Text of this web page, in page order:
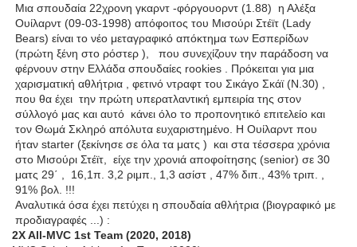
Μια σπουδαία 22χρονη γκαρντ -φόργουορντ (1.88) η Αλέξα
Ουίλαρντ (09-03-1998) απόφοιτος του Μισούρι Στέϊτ (Lady
Bears) είναι το νέο μεταγραφικό απόκτημα των Εσπερίδων
(πρώτη ξένη στο ρόστερ ), που συνεχίζουν την παράδοση να
φέρνουν στην Ελλάδα σπουδαίες rookies . Πρόκειται για μια
χαρισματική αθλήτρια , φετινό ντραφτ του Σικάγο Σκάϊ (Ν.30) ,
που θα έχει την πρώτη υπερατλαντική εμπειρία της στον
σύλλογό μας και αυτό κάνει όλο το προπονητικό επιτελείο και
τον Θωμά Σκληρό απόλυτα ευχαριστημένο. Η Ουίλαρντ που
ήταν starter (ξεκίνησε σε όλα τα ματς ) και στα τέσσερα χρόνια
στο Μισούρι Στέϊτ, είχε την χρονιά αποφοίτησης (senior) σε 30
ματς 29΄ ,
16,1π. 3,2 ριμπ., 1,3 ασίστ , 47% διπ., 43% τριπ. ,
91% βολ. !!!
Αναλυτικά όσα έχει πετύχει η σπουδαία αθλήτρια (βιογραφικό με
προδιαγραφές ...) :
2X All-MVC 1st Team (2020, 2018)